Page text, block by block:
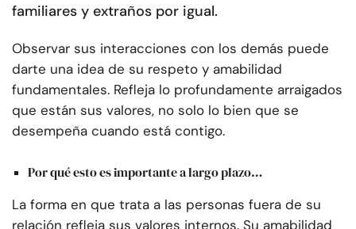
familiares y extraños por igual.
Observar sus interacciones con los demás puede
darte una idea de su respeto y amabilidad
fundamentales. Refleja lo profundamente arraigados
que están sus valores, no solo lo bien que se
desempeña cuando está contigo.
Por qué esto es importante a largo plazo…
La forma en que trata a las personas fuera de su
relación refleja sus valores internos. Su amabilidad